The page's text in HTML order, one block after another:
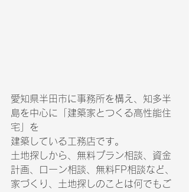
愛知県半田市に事務所を構え、知多半
島を中心に「建築家とつくる高性能住
宅」を
建築している工務店です。
土地探しから、無料プラン相談、資金
計画、ローン相談、無料FP相談など、
家づくり、土地探しのことは何でもご